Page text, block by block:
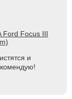
Ford Focus III
и